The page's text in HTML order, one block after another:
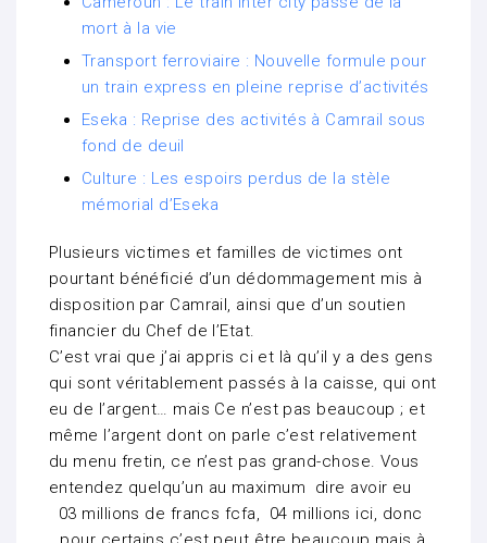
mort à la vie
Transport ferroviaire : Nouvelle formule pour
un train express en pleine reprise d’activités
Eseka : Reprise des activités à Camrail sous
fond de deuil
Culture : Les espoirs perdus de la stèle
mémorial d’Eseka
Plusieurs victimes et familles de victimes ont
pourtant bénéficié d’un dédommagement mis à
disposition par Camrail, ainsi que d’un soutien
financier du Chef de l’Etat.
C’est vrai que j’ai appris ci et là qu’il y a des gens
qui sont véritablement passés à la caisse, qui ont
eu de l’argent… mais Ce n’est pas beaucoup ; et
même l’argent dont on parle c’est relativement
du menu fretin, ce n’est pas grand-chose. Vous
entendez quelqu’un au maximum dire avoir eu
03 millions de francs fcfa, 04 millions ici, donc